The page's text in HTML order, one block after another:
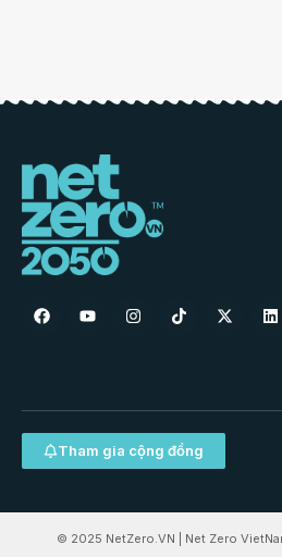
Tham gia cộng đồng
© 2025 NetZero.VN | Net Zero